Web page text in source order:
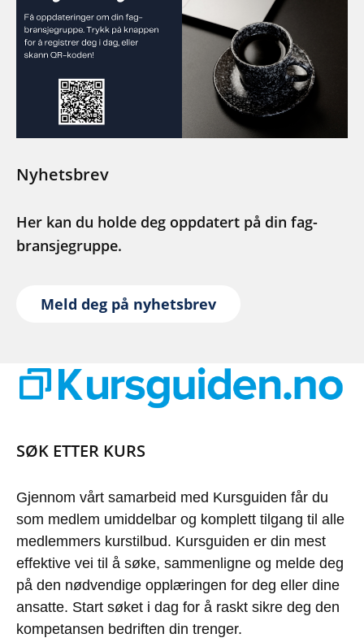
Nyhetsbrev
Her kan du holde deg oppdatert på din fag-
bransjegruppe.
Meld deg på nyhetsbrev
SØK ETTER KURS
Gjennom vårt samarbeid med Kursguiden får du
som medlem umiddelbar og komplett tilgang til alle
medlemmers kurstilbud. Kursguiden er din mest
effektive vei til å søke, sammenligne og melde deg
på den nødvendige opplæringen for deg eller dine
ansatte. Start søket i dag for å raskt sikre deg den
kompetansen bedriften din trenger.